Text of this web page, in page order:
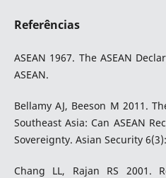
Referências
ASEAN 1967. The ASEAN
ASEAN.
Bellamy AJ, Beeson M 2011.
Southeast Asia: Can ASEAN
Sovereignty. Asian Security
Chang LL, Rajan RS 2001.